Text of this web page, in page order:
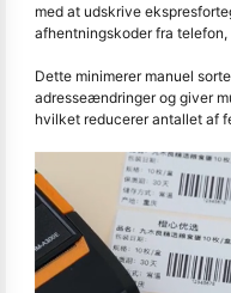
med at udskrive
afhentningskoder fra telefon,
Dette minimerer manuel
adresseændringer og giver
hvilket reducerer antallet af